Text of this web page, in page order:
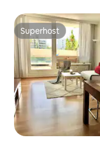
Superhost
Superhost